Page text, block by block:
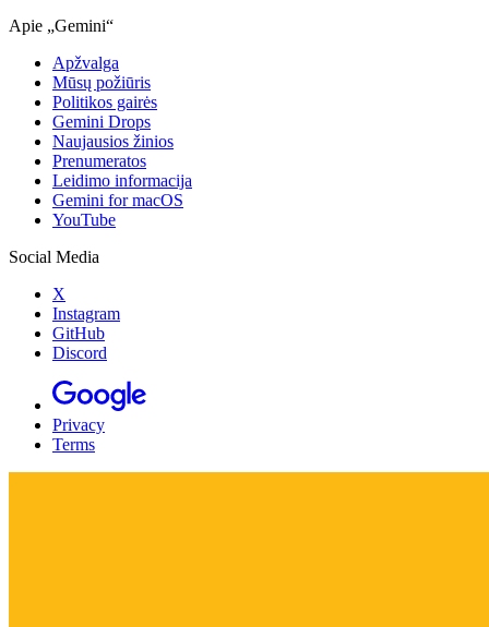
Apie „Gemini“
Apžvalga
Mūsų požiūris
Politikos gairės
Gemini Drops
Naujausios žinios
Prenumeratos
Leidimo informacija
Gemini for macOS
YouTube
Social Media
X
Instagram
GitHub
Discord
Privacy
Terms